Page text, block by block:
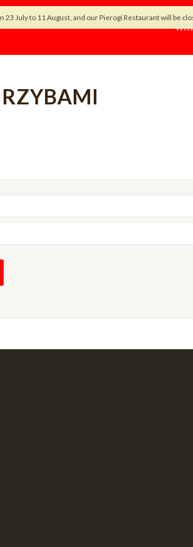
July to 11 August, and our Pierogi Restaurant will be